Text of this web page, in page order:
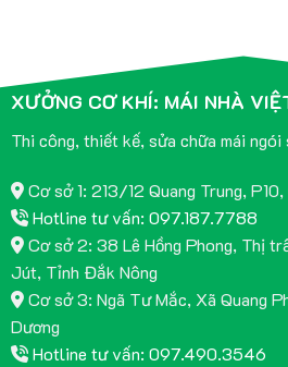
XƯỞNG CƠ KHÍ: MÁI NHÀ
Thi công, thiết kế, sửa chữa mái ngói
Cơ sở 1: 213/12 Quang Trung,
Hotline tư vấn: 097.187.7788
Cơ sở 2: 38 Lê Hồng Phong, Thị
Jút, Tỉnh Đắk Nông
Cơ sở 3: Ngã Tư Mắc, Xã Quang
Dương
Hotline tư vấn: 097.490.3546